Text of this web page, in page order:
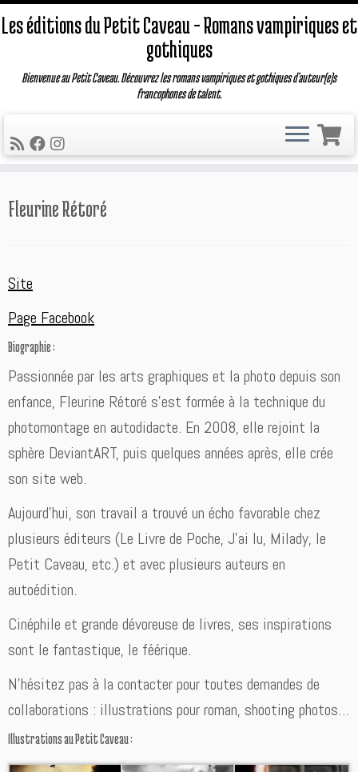
au
Les éditions du Petit Caveau – Romans vampiriques et
gothiques
Bienvenue au Petit Caveau. Découvrez les romans vampiriques et gothiques d'auteur(e)s
francophones de talent.
Fleurine Rétoré
Site
Page Facebook
Biographie :
Passionnée par les arts graphiques et la photo depuis son
enfance, Fleurine Rétoré s’est formée à la technique du
photomontage en autodidacte. En 2008, elle rejoint la
sphère DeviantART, puis quelques années après, elle crée
son site web.
Aujourd’hui, son travail a trouvé un écho favorable chez
plusieurs éditeurs (Le Livre de Poche, J’ai lu, Milady, le
Petit Caveau, etc.) et avec plusieurs auteurs en
autoédition.
Cinéphile et grande dévoreuse de livres, ses inspirations
sont le fantastique, le féérique.
N’hésitez pas à la contacter pour toutes demandes de
collaborations : illustrations pour roman, shooting photos…
Illustrations au Petit Caveau :